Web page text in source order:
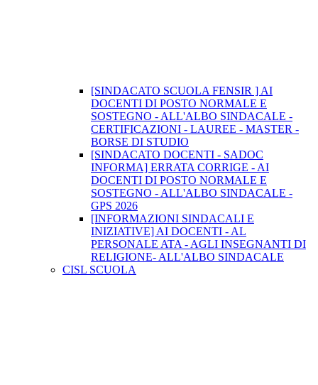
[SINDACATO SCUOLA FENSIR ] AI
DOCENTI DI POSTO NORMALE E
SOSTEGNO - ALL'ALBO SINDACALE -
CERTIFICAZIONI - LAUREE - MASTER -
BORSE DI STUDIO
[SINDACATO DOCENTI - SADOC
INFORMA] ERRATA CORRIGE - AI
DOCENTI DI POSTO NORMALE E
SOSTEGNO - ALL'ALBO SINDACALE -
GPS 2026
[INFORMAZIONI SINDACALI E
INIZIATIVE] AI DOCENTI - AL
PERSONALE ATA - AGLI INSEGNANTI DI
RELIGIONE- ALL'ALBO SINDACALE
CISL SCUOLA